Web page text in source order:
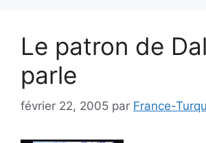
Le patron de
parle
février 22, 2005 par France-